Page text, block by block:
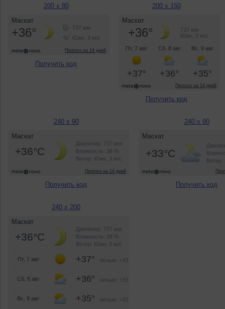
200 x 80
Получить код
200 x 150
Получить код
240 x 90
Получить код
240 x 90
Получить код
240 x 200